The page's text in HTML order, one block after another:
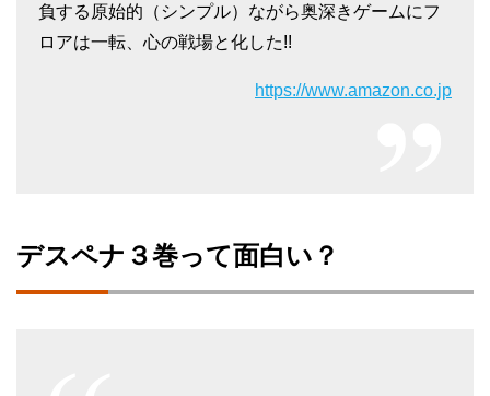
負する原始的（シンプル）ながら奥深きゲームにフ
ロアは一転、心の戦場と化した!!
https://www.amazon.co.jp
デスペナ３巻って面白い？